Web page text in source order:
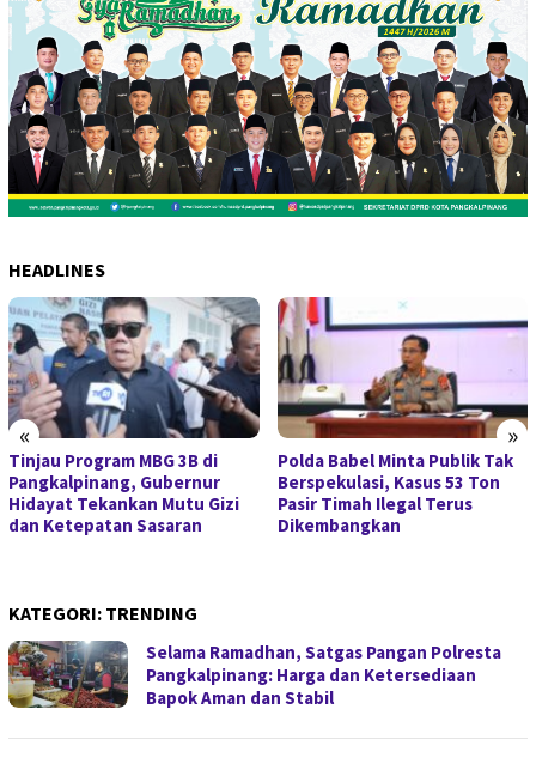
HEADLINES
« »
Tinjau Program MBG 3B di
Pangkalpinang, Gubernur
Hidayat Tekankan Mutu Gizi
dan Ketepatan Sasaran
Polda Babel Minta Publik Tak
Berspekulasi, Kasus 53 Ton
Pasir Timah Ilegal Terus
Dikembangkan
KATEGORI: TRENDING
Selama Ramadhan, Satgas Pangan Polresta
Pangkalpinang: Harga dan Ketersediaan
Bapok Aman dan Stabil